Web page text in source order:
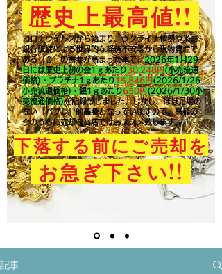
歴史上最高値!!
コロナウイルスから始まり、ウクライナ情勢や米国
銀行破綻による世界的な経済不安等から現物資産で
ある「金」の需要が高まった事で、2026年1月29
日には歴史上初の金1ｇあたり30,248円 (小売流通
価格)・プラチナ1ｇあたり15,846円 (2026/1/26
小売流通価格)・銀1ｇあたり650円 (2026/1/30小
売流通価格)を記録致しました。​しかし、ほぼ足場の
ない「バブル」的高騰となっていますので、高値の
今のうちに売却を当店ではおススメ致します。
下落する前にご売却を
お急ぎ下さい!!
記事